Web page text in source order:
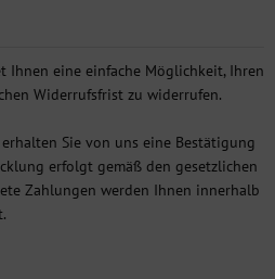
Ihnen eine einfache Möglichkeit, Ihren
Widerrufsfrist zu widerrufen.
Sie von uns eine Bestätigung
erfolgt gemäß den gesetzlichen
Zahlungen werden Ihnen innerhalb